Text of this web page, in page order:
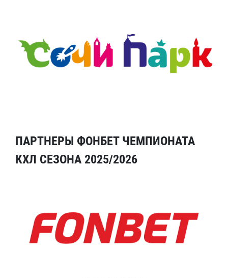
ПАРТНЕРЫ ФОНБЕТ ЧЕМПИОНАТА
КХЛ СЕЗОНА 2025/2026